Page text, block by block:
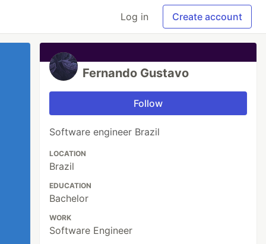
Log in Create account
Fernando Gustavo
Follow
Software engineer Brazil
LOCATION
Brazil
EDUCATION
Bachelor
WORK
Software Engineer